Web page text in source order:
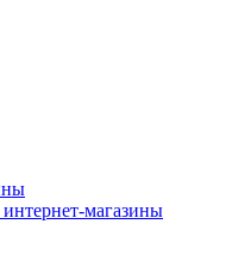
магазины